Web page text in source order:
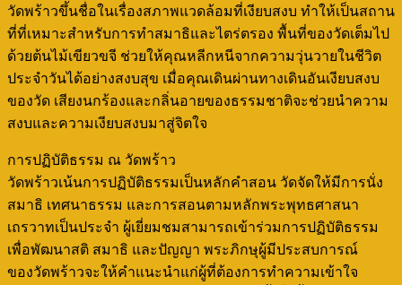
วัดพร้าวขึ้นชื่อในเรื่องสภาพแวดล้อมที่เงียบสงบ ทำให้เป็นสถาน
ที่ที่เหมาะสำหรับการทำสมาธิและไตร่ตรอง พื้นที่ของวัดเต็มไป
ด้วยต้นไม้เขียวขจี ช่วยให้คุณหลีกหนีจากความวุ่นวายในชีวิต
ประจำวันได้อย่างสงบสุข เมื่อคุณเดินผ่านทางเดินอันเงียบสงบ
ของวัด เสียงนกร้องและกลิ่นอายของธรรมชาติจะช่วยนำความ
สงบและความเงียบสงบมาสู่จิตใจ
การปฏิบัติธรรม ณ วัดพร้าว
วัดพร้าวเน้นการปฏิบัติธรรมเป็นหลักคำสอน วัดจัดให้มีการนั่ง
สมาธิ เทศนาธรรม และการสอนตามหลักพระพุทธศาสนา
เถรวาทเป็นประจำ ผู้เยี่ยมชมสามารถเข้าร่วมการปฏิบัติธรรม
เพื่อพัฒนาสติ สมาธิ และปัญญา พระภิกษุผู้มีประสบการณ์
ของวัดพร้าวจะให้คำแนะนำแก่ผู้ที่ต้องการทำความเข้าใจ